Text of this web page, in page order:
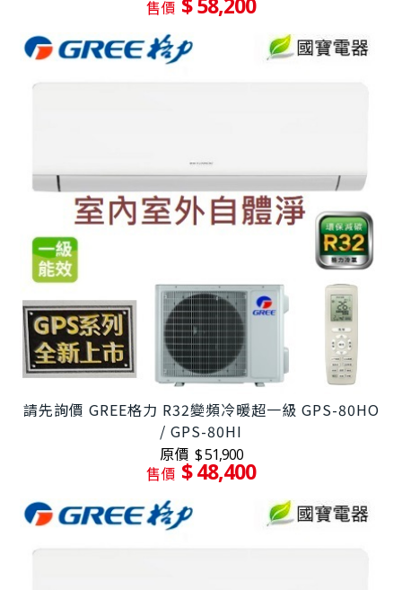
售價
請先詢價 GREE格力 R32變頻冷暖超一級 GPS-80HO
/ GPS-80HI
原價 $ 51,900
售價 $ 48,400